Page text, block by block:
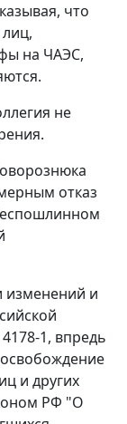
что
на ЧАЭС,
не
отказ
изменений и
1, впредь
и других
РФ "О